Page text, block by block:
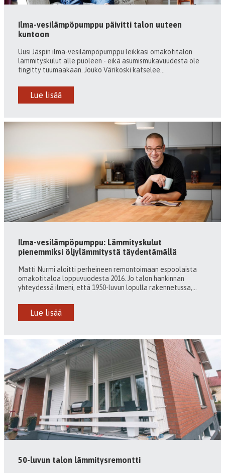
Ilma-vesilämpöpumppu päivitti talon uuteen
kuntoon
Uusi Jäspin ilma-vesilämpöpumppu leikkasi omakotitalon
lämmityskulut alle puoleen - eikä asumismukavuudesta ole
tingitty tuumaakaan. Jouko Värikoski katselee...
Lue lisää
Ilma-vesilämpöpumppu: Lämmityskulut
pienemmiksi öljylämmitystä täydentämällä
Matti Nurmi aloitti perheineen remontoimaan espoolaista
omakotitaloa loppuvuodesta 2016. Jo talon hankinnan
yhteydessä ilmeni, että 1950-luvun lopulla rakennetussa,...
Lue lisää
50-luvun talon lämmitysremontti